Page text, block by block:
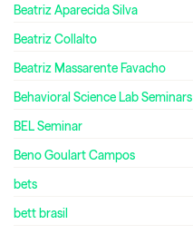
Beatriz Aparecida Silva
Beatriz Collalto
Beatriz Massarente Favacho
Behavioral Science Lab Seminars
BEL Seminar
Beno Goulart Campos
bets
bett brasil